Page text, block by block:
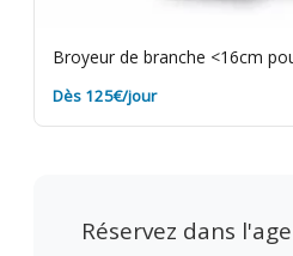
Broyeur de branche <16cm
Dès 125€/jour
Réservez dans